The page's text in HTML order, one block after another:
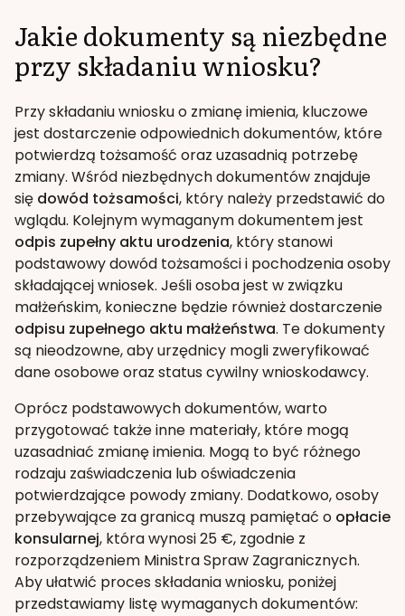
Jakie dokumenty są niezbędne
przy składaniu wniosku?
Przy składaniu wniosku o zmianę imienia, kluczowe
jest dostarczenie odpowiednich dokumentów, które
potwierdzą tożsamość oraz uzasadnią potrzebę
zmiany. Wśród niezbędnych dokumentów znajduje
się dowód tożsamości, który należy przedstawić do
wglądu. Kolejnym wymaganym dokumentem jest
odpis zupełny aktu urodzenia, który stanowi
podstawowy dowód tożsamości i pochodzenia osoby
składającej wniosek. Jeśli osoba jest w związku
małżeńskim, konieczne będzie również dostarczenie
odpisu zupełnego aktu małżeństwa. Te dokumenty
są nieodzowne, aby urzędnicy mogli zweryfikować
dane osobowe oraz status cywilny wnioskodawcy.
Oprócz podstawowych dokumentów, warto
przygotować także inne materiały, które mogą
uzasadniać zmianę imienia. Mogą to być różnego
rodzaju zaświadczenia lub oświadczenia
potwierdzające powody zmiany. Dodatkowo, osoby
przebywające za granicą muszą pamiętać o opłacie
konsularnej, która wynosi 25 €, zgodnie z
rozporządzeniem Ministra Spraw Zagranicznych.
Aby ułatwić proces składania wniosku, poniżej
przedstawiamy listę wymaganych dokumentów: